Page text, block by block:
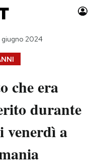
Idee
giugno 2024
che era
durante
venerdì a